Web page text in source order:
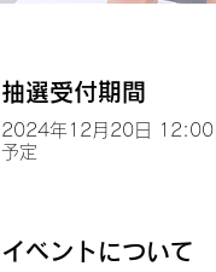
抽選受付期間
2024年12月20日
予定
イベントについて